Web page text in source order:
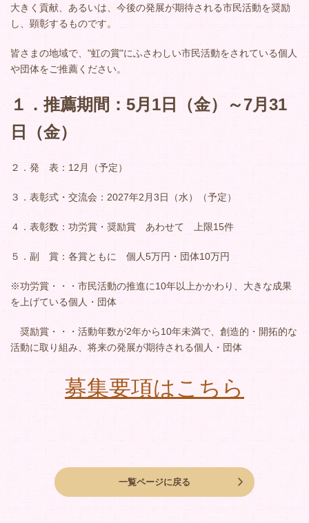
大きく貢献、あるいは、今後の発展が期待される市民活動を奨励
し、顕彰するものです。
皆さまの地域で、"虹の賞"にふさわしい市民活動をされている個人
や団体をご推薦ください。
１．推薦期間：5月1日（金）～7月31
日（金）
２．発 表：12月（予定）
３．表彰式・交流会：2027年2月3日（水）（予定）
４．表彰数：功労賞・奨励賞 あわせて 上限15件
５．副 賞：各賞ともに 個人5万円・団体10万円
※功労賞・・・市民活動の推進に10年以上かかわり、大きな成果
を上げている個人・団体
奨励賞・・・活動年数が2年から10年未満で、創造的・開拓的な
活動に取り組み、将来の発展が期待される個人・団体
募集要項はこちら
一覧ページに戻る